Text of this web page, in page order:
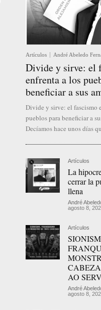
Artículos André Abeledo
Divide y sirve: el
enfrenta a los
beneficiar a sus
Divide y sirve: el fascismo
pueblos para beneficiar a
Decíamos hace unos días
Artículos
La
cerrar la
llena
André
agosto 8,
Artículos
AO
André
agosto 8,